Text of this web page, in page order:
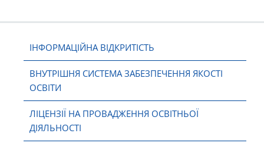
ІНФОРМАЦІЙНА ВІДКРИТІСТЬ
ВНУТРІШНЯ СИСТЕМА ЗАБЕЗПЕЧЕННЯ ЯКОСТІ
ОСВІТИ
ЛІЦЕНЗІЇ НА ПРОВАДЖЕННЯ ОСВІТНЬОЇ
ДІЯЛЬНОСТІ